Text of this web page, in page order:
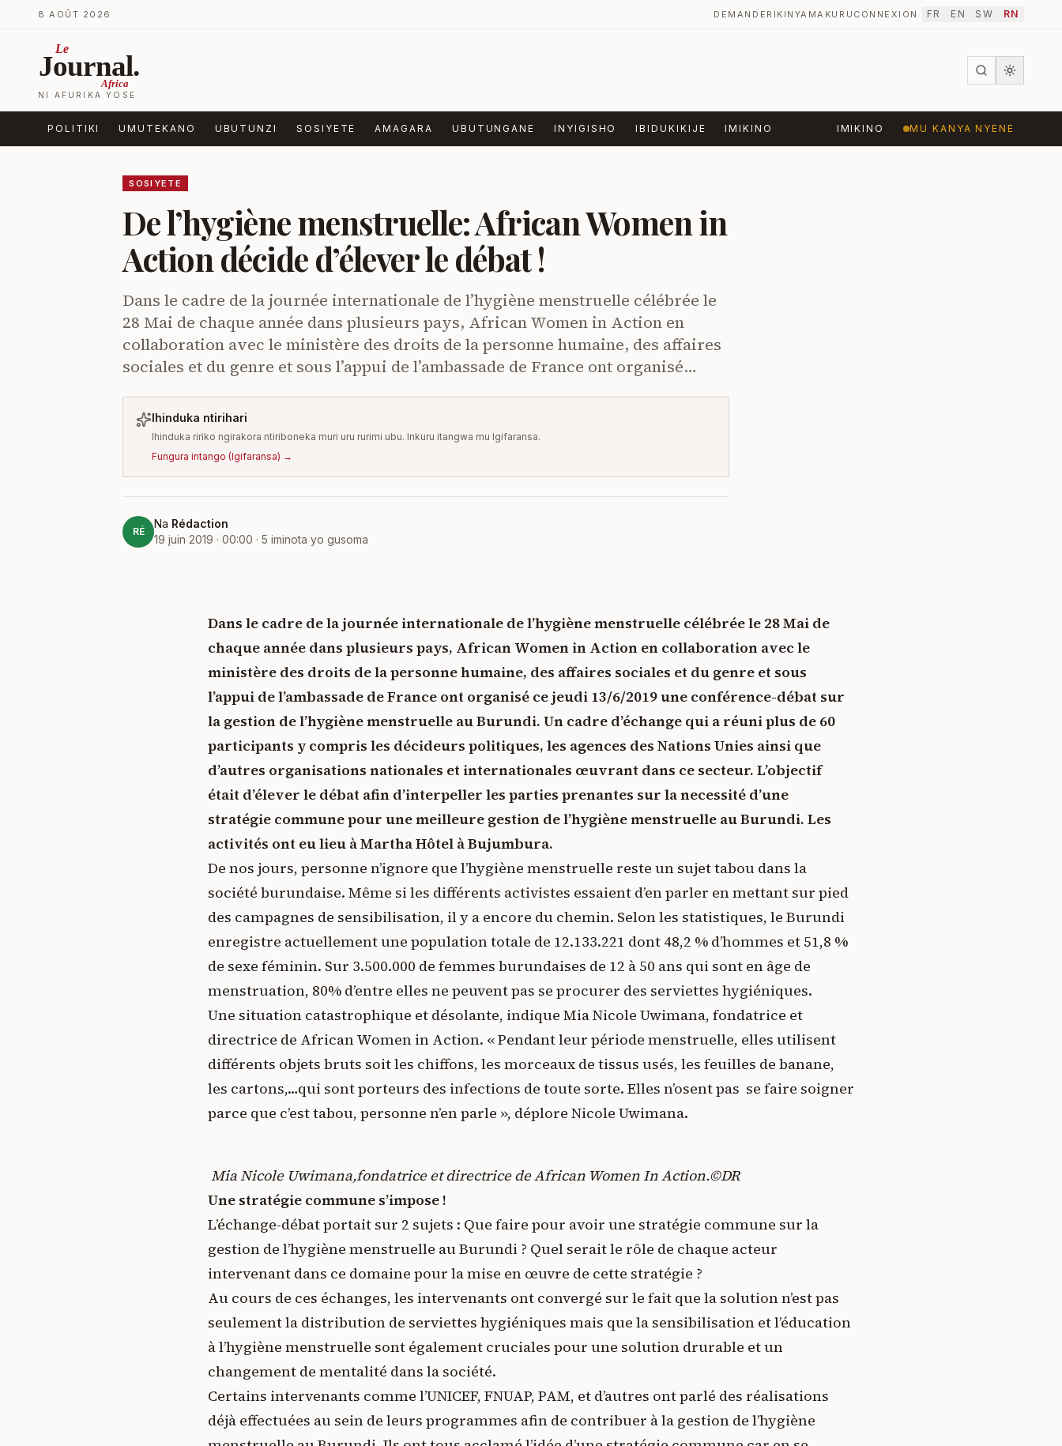
Ja ku biri muri urupapuro
8 AOÛT 2026 DEMANDER IKINYAMAKURU CONNEXION · FR EN SW RN
Le
Journal.
Africa
NI AFURIKA YOSE
POLITIKI UMUTEKANO UBUTUNZI SOSIYETE AMAGARA UBUTUNGANE INYIGISHO IBIDUKIKIJE IMIKINO IMIKINO MU KANYA NYENE
SOSIYETE
De l’hygiène menstruelle: African Women in
Action décide d’élever le débat !
Dans le cadre de la journée internationale de l’hygiène menstruelle célébrée le
28 Mai de chaque année dans plusieurs pays, African Women in Action en
collaboration avec le ministère des droits de la personne humaine, des affaires
sociales et du genre et sous l’appui de l’ambassade de France ont organisé…
Ihinduka ntirihari
Ihinduka ririko ngirakora ntiriboneka muri uru rurimi ubu. Inkuru itangwa mu Igifaransa.
Fungura intango (Igifaransa) →
RÉ
Na Rédaction
19 juin 2019 · 00:00 ·5 iminota yo gusoma
Dans le cadre de la journée internationale de l’hygiène menstruelle célébrée le 28 Mai de
chaque année dans plusieurs pays, African Women in Action en collaboration avec le
ministère des droits de la personne humaine, des affaires sociales et du genre et sous
l’appui de l’ambassade de France ont organisé ce jeudi 13/6/2019 une conférence-débat sur
la gestion de l’hygiène menstruelle au Burundi. Un cadre d’échange qui a réuni plus de 60
participants y compris les décideurs politiques, les agences des Nations Unies ainsi que
d’autres organisations nationales et internationales œuvrant dans ce secteur. L’objectif
était d’élever le débat afin d’interpeller les parties prenantes sur la necessité d’une
stratégie commune pour une meilleure gestion de l’hygiène menstruelle au Burundi. Les
activités ont eu lieu à Martha Hôtel à Bujumbura.
De nos jours, personne n’ignore que l’hygiène menstruelle reste un sujet tabou dans la
société burundaise. Même si les différents activistes essaient d’en parler en mettant sur pied
des campagnes de sensibilisation, il y a encore du chemin. Selon les statistiques, le Burundi
enregistre actuellement une population totale de 12.133.221 dont 48,2 % d’hommes et 51,8 %
de sexe féminin. Sur 3.500.000 de femmes burundaises de 12 à 50 ans qui sont en âge de
menstruation, 80% d’entre elles ne peuvent pas se procurer des serviettes hygiéniques.
Une situation catastrophique et désolante, indique Mia Nicole Uwimana, fondatrice et
directrice de African Women in Action. « Pendant leur période menstruelle, elles utilisent
différents objets bruts soit les chiffons, les morceaux de tissus usés, les feuilles de banane,
les cartons,…qui sont porteurs des infections de toute sorte. Elles n’osent pas se faire soigner
parce que c’est tabou, personne n’en parle », déplore Nicole Uwimana.
Mia Nicole Uwimana,fondatrice et directrice de African Women In Action.©DR
Une stratégie commune s’impose !
L’échange-débat portait sur 2 sujets : Que faire pour avoir une stratégie commune sur la
gestion de l’hygiène menstruelle au Burundi ? Quel serait le rôle de chaque acteur
intervenant dans ce domaine pour la mise en œuvre de cette stratégie ?
Au cours de ces échanges, les intervenants ont convergé sur le fait que la solution n’est pas
seulement la distribution de serviettes hygiéniques mais que la sensibilisation et l’éducation
à l’hygiène menstruelle sont également cruciales pour une solution drurable et un
changement de mentalité dans la société.
Certains intervenants comme l’UNICEF, FNUAP, PAM, et d’autres ont parlé des réalisations
déjà effectuées au sein de leurs programmes afin de contribuer à la gestion de l’hygiène